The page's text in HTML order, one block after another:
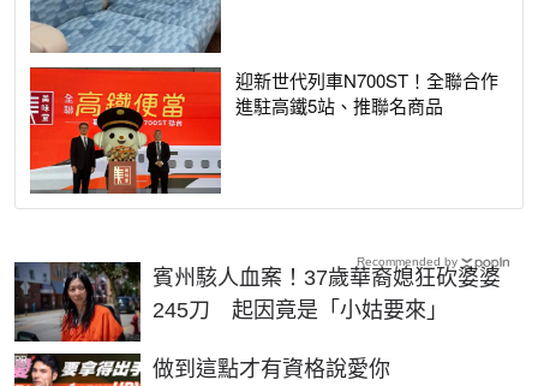
迎新世代列車N700ST！全聯合作
進駐高鐵5站、推聯名商品
賓州駭人血案！37歲華裔媳狂砍婆婆
245刀 起因竟是「小姑要來」
做到這點才有資格說愛你
PR
Recommended by